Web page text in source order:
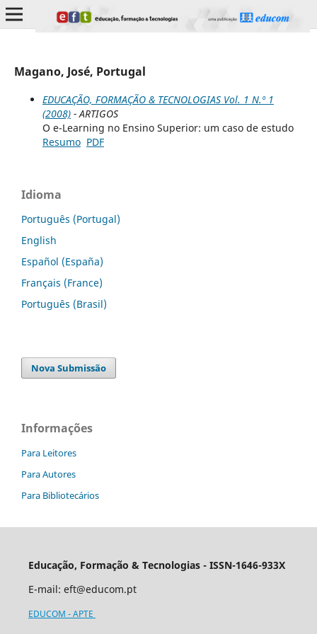
Magano, José, Portugal
EDUCAÇÃO, FORMAÇÃO & TECNOLOGIAS Vol. 1 N.º 1
(2008)- ARTIGOS
O e-Learning no Ensino Superior: um caso de estudo
Resumo PDF
Idioma
Português (Portugal)
English
Español (España)
Français (France)
Português (Brasil)
Nova Submissão
Informações
Para Leitores
Para Autores
Para Bibliotecários
Educação, Formação & Tecnologias - ISSN-1646-933X
E-mail: eft@educom.pt
EDUCOM - APTE